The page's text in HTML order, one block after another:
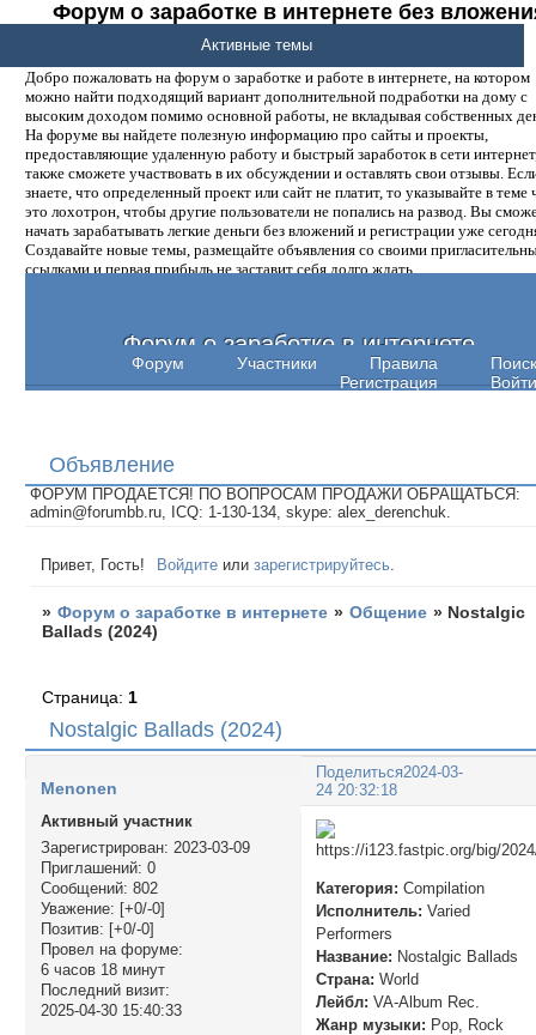
Форум о заработке в интернете без
денег.
Добро пожаловать на форум о заработке и работе в интернете, на котором
можно найти подходящий вариант дополнительной подработки на дому с
высоким доходом помимо основной работы, не вкладывая собственных
На форуме вы найдете полезную информацию про сайты и проекты,
предоставляющие удаленную работу и быстрый заработок в сети
также сможете участвовать в их обсуждении и оставлять свои отзывы.
знаете, что определенный проект или сайт не платит, то указывайте в теме
это лохотрон, чтобы другие пользователи не попались на развод. Вы
начать зарабатывать легкие деньги без вложений и регистрации уже
Создавайте новые темы, размещайте объявления со своими
ссылками и первая прибыль не заставит себя долго ждать.
Форум о заработке в интернете
Форум Участники Правила
Поиск
Регистрация
Войти
Активные темы
Объявление
ФОРУМ ПРОДАЕТСЯ! ПО ВОПРОСАМ ПРОДАЖИ ОБРАЩАТЬСЯ:
admin@forumbb.ru, ICQ: 1-130-134, skype: alex_derenchuk.
Привет, Гость! Войдите илизарегистрируйтесь
» Форум о заработке в интернете » Общение » Nostalgic
Ballads (2024)
Nostalgic Ballads (2024)
Страница: 1
Поделиться2024-03-
24 20:32:18
Menonen
Активный участник
Зарегистрирован: 2023-03-09
Приглашений: 0
Сообщений: 802
Уважение: [+0/-0]
Позитив: [+0/-0]
Провел на форуме:
6 часов 18 минут
Последний визит:
2025-04-30 15:40:33
Категория: Compilation
Исполнитель: Varied
Performers
Название: Nostalgic Ballads
Страна: World
Лейбл: VA-Album Rec.
Жанр музыки: Pop, Rock